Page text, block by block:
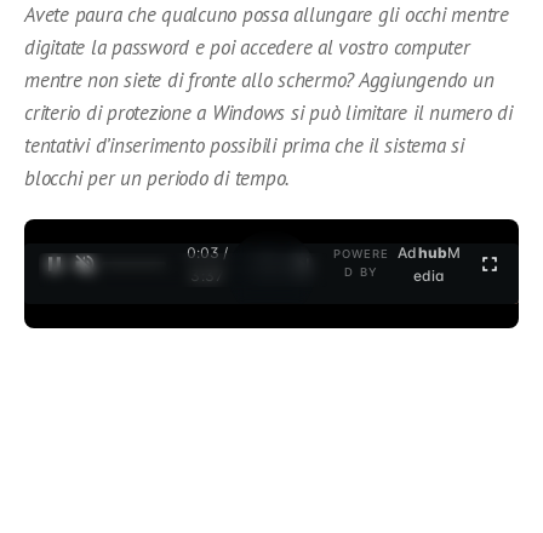
Avete paura che qualcuno possa allungare gli occhi mentre
digitate la password e poi accedere al vostro computer
mentre non siete di fronte allo schermo? Aggiungendo un
criterio di protezione a Windows si può limitare il numero di
tentativi d’inserimento possibili prima che il sistema si
blocchi per un periodo di tempo.
0:04 /
3:37
POWERE
D BY
AdhubM
edia